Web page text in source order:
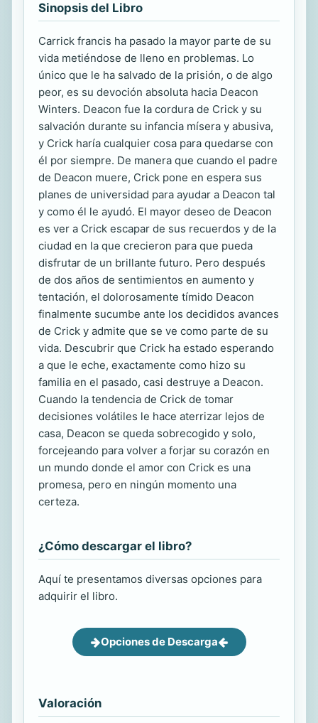
Sinopsis del Libro
Carrick francis ha pasado la mayor parte de su
vida metiéndose de lleno en problemas. Lo
único que le ha salvado de la prisión, o de algo
peor, es su devoción absoluta hacia Deacon
Winters. Deacon fue la cordura de Crick y su
salvación durante su infancia mísera y abusiva,
y Crick haría cualquier cosa para quedarse con
él por siempre. De manera que cuando el padre
de Deacon muere, Crick pone en espera sus
planes de universidad para ayudar a Deacon tal
y como él le ayudó. El mayor deseo de Deacon
es ver a Crick escapar de sus recuerdos y de la
ciudad en la que crecieron para que pueda
disfrutar de un brillante futuro. Pero después
de dos años de sentimientos en aumento y
tentación, el dolorosamente tímido Deacon
finalmente sucumbe ante los decididos avances
de Crick y admite que se ve como parte de su
vida. Descubrir que Crick ha estado esperando
a que le eche, exactamente como hizo su
familia en el pasado, casi destruye a Deacon.
Cuando la tendencia de Crick de tomar
decisiones volátiles le hace aterrizar lejos de
casa, Deacon se queda sobrecogido y solo,
forcejeando para volver a forjar su corazón en
un mundo donde el amor con Crick es una
promesa, pero en ningún momento una
certeza.
¿Cómo descargar el libro?
Aquí te presentamos diversas opciones para
adquirir el libro.
Opciones de Descarga
Valoración